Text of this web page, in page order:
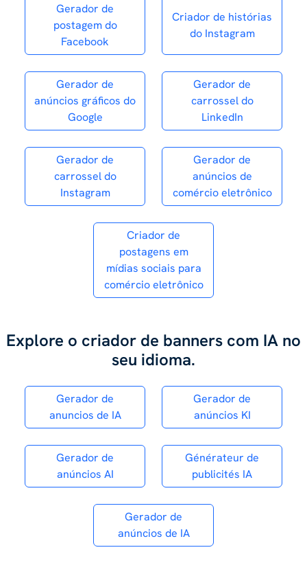
Gerador de
postagem do
Facebook
Criador de histórias
do Instagram
Gerador de
anúncios gráficos do
Google
Gerador de
carrossel do
LinkedIn
Gerador de
carrossel do
Instagram
Gerador de
anúncios de
comércio eletrônico
Criador de
postagens em
mídias sociais para
comércio eletrônico
Explore o criador de banners com IA no
seu idioma.
Gerador de
anuncios de IA
Gerador de
anúncios KI
Gerador de
anúncios AI
Générateur de
publicités IA
Gerador de
anúncios de IA